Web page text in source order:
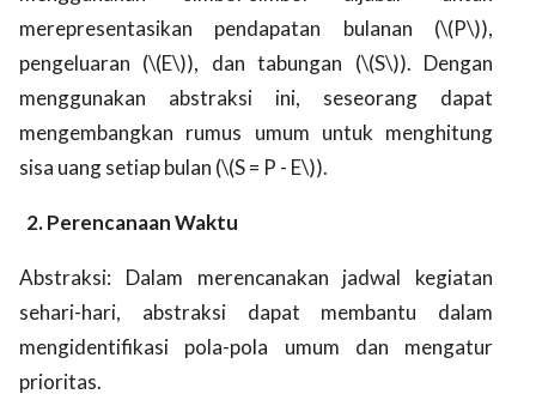
merepresentasikan pendapatan bulanan (\(P\)),
pengeluaran (\(E\)), dan tabungan (\(S\)). Dengan
menggunakan abstraksi ini, seseorang dapat
mengembangkan rumus umum untuk menghitung
sisa uang setiap bulan (\(S = P - E\)).
2. Perencanaan Waktu
Abstraksi: Dalam merencanakan jadwal kegiatan
sehari-hari, abstraksi dapat membantu dalam
mengidentifikasi pola-pola umum dan mengatur
prioritas.